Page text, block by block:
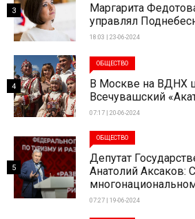
Маргарита
управлял
18:03 | 23-06-2024
3
ОБЩЕСТВО
В Москве на ВДНХ
Всечувашский
07:17 | 20-06-2024
4
ОБЩЕСТВО
Депутат
Анатолий Аксаков:
07:27 | 19-06-2024
5